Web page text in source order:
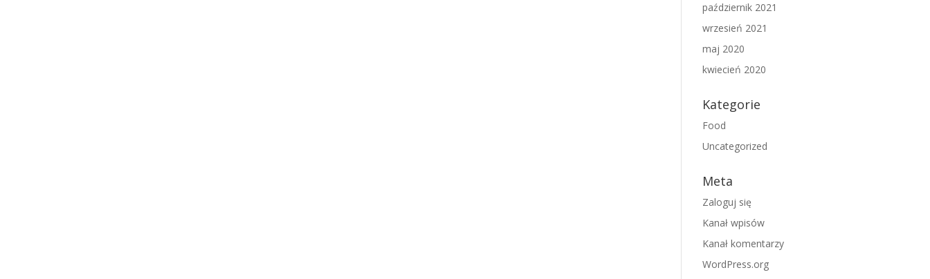
październik 2021
wrzesień 2021
maj 2020
kwiecień 2020
Kategorie
Food
Uncategorized
Meta
Zaloguj się
Kanał wpisów
Kanał komentarzy
WordPress.org